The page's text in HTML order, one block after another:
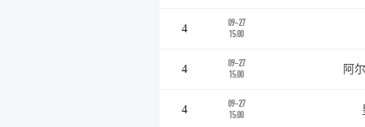
4
09-27
15:00
4
09-27
15:00
阿
4
09-27
15:00